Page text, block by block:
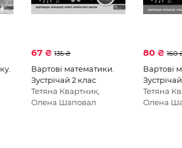
67 ₴ 135 ₴
Вартові математики.
Зустрічай 2 клас
Тетяна Квартник,
Олена Шаповал
80 ₴ 160
Вартові
Тетяна
Олена